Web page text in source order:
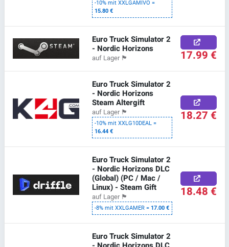
-10% mit XXLGAMIVO =
15.80 €
Euro Truck Simulator 2
- Nordic Horizons
auf Lager 🏴 17.99 €
Euro Truck Simulator 2
- Nordic Horizons
Steam Altergift
auf Lager 🏴
-10% mit XXLG10DEAL =
16.44 €
18.27 €
Euro Truck Simulator 2
- Nordic Horizons DLC
(Global) (PC / Mac /
Linux) - Steam Gift
auf Lager 🏴
-8% mit XXLGAMER =17.00 €
18.48 €
Euro Truck Simulator 2